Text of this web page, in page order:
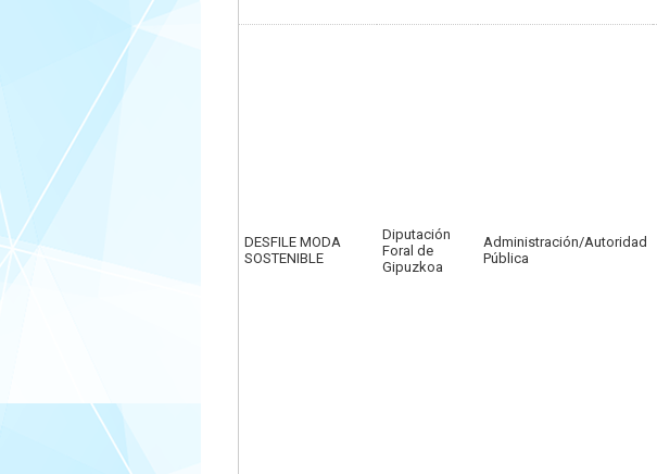
DESFILE MODA
SOSTENIBLE
Diputación
Foral de
Gipuzkoa
Administración/Autoridad
Pública